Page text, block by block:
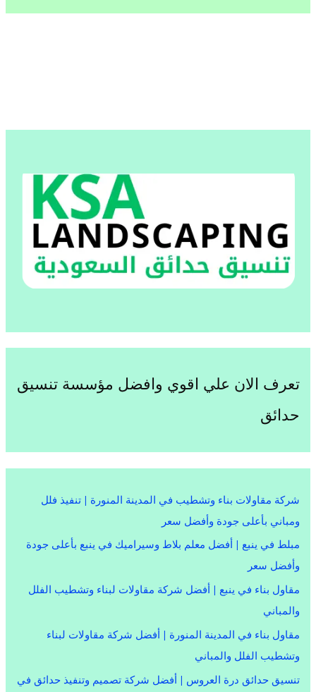
تعرف الان علي اقوي وافضل مؤسسة تنسيق
حدائق
شركة مقاولات بناء وتشطيب في المدينة المنورة | تنفيذ فلل
ومباني بأعلى جودة وأفضل سعر
مبلط في ينبع | أفضل معلم بلاط وسيراميك في ينبع بأعلى جودة
وأفضل سعر
مقاول بناء في ينبع | أفضل شركة مقاولات لبناء وتشطيب الفلل
والمباني
مقاول بناء في المدينة المنورة | أفضل شركة مقاولات لبناء
وتشطيب الفلل والمباني
تنسيق حدائق درة العروس | أفضل شركة تصميم وتنفيذ حدائق في